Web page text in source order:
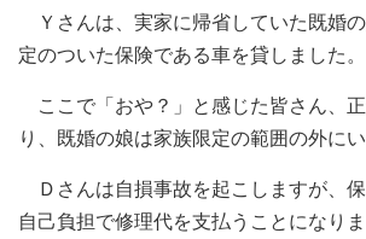
Ｙさんは、実家に帰省していた既婚
定のついた保険である車を貸しました。
ここで「おや？」と感じた皆さん、
り、既婚の娘は家族限定の範囲の外に
Ｄさんは自損事故を起こしますが、
自己負担で修理代を支払うことになり